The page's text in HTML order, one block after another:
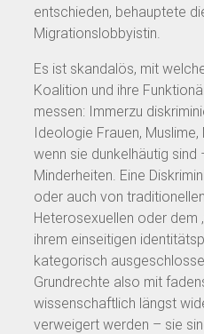
entschieden, behauptete
Migrationslobbyistin.
Es ist skandalös, mit
Koalition und ihre
messen: Immerzu
Ideologie Frauen,
wenn sie dunkelhäutig sind
Minderheiten. Eine
oder auch von
Heterosexuellen oder dem
ihrem einseitigen
kategorisch
Grundrechte also mit
wissenschaftlich längst
verweigert werden – sie